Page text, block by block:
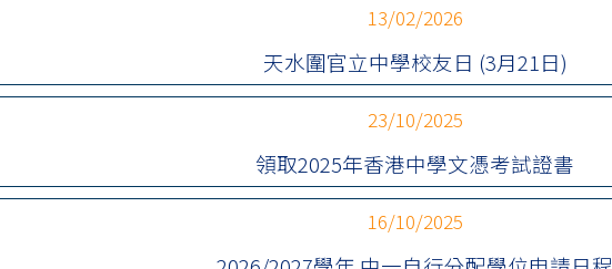
13/02/2026
天水圍官立中學校友日 (3月21日)
23/10/2025
領取2025年香港中學文憑考試證書
16/10/2025